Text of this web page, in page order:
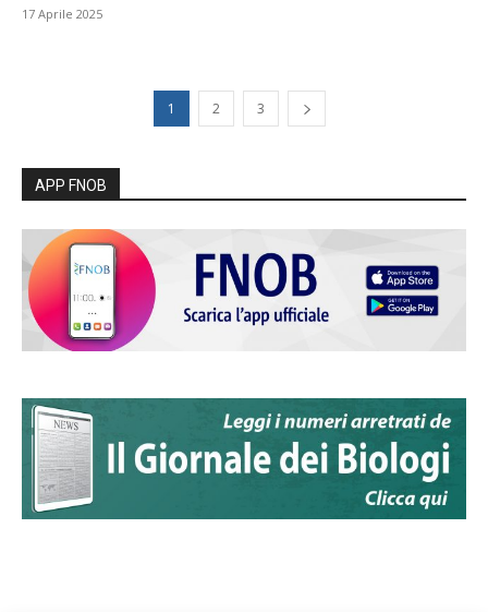
17 Aprile 2025
1 2 3
APP FNOB